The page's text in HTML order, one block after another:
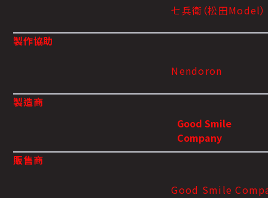
七兵衛（松田Model）
製作協助
Nendoron
製造商
Good Smile
Company
販售商
Good Smile